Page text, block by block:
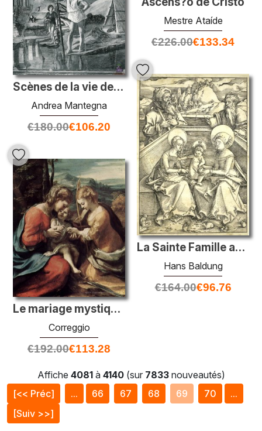
Mestre Ataíde
€226.00€133.34
Scènes de la vie de St.christopher
Andrea Mantegna
€180.00€106.20
La Sainte Famille avec Saint Anne et Saint Joachim Gravure Sur B
Hans Baldung
€164.00€96.76
Le mariage mystique de Sainte-Catherine d'Alexandrie
Correggio
€192.00€113.28
Affiche 4081à 4140(sur 7833nouveautés)
[<< Préc]
... 66 67 68 69 70
...
[Suiv >>]